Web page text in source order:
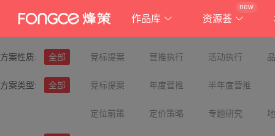
作品库 资源荟
new
方案性质: 全部 竞标提案 营推执行 活动执行
方案类型: 全部 竞标提案 年度营推 半年度营推
定位前策 定价策略 专题研究